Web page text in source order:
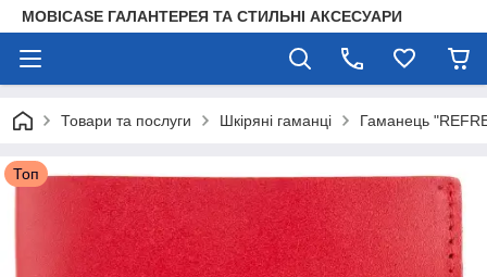
MOBICASE ГАЛАНТЕРЕЯ ТА СТИЛЬНІ АКСЕСУАРИ
Товари та послуги Шкіряні гаманці Гаманець
Топ